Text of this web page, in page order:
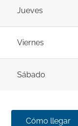
Jueves
Viernes
Sábado
Cómo llegar